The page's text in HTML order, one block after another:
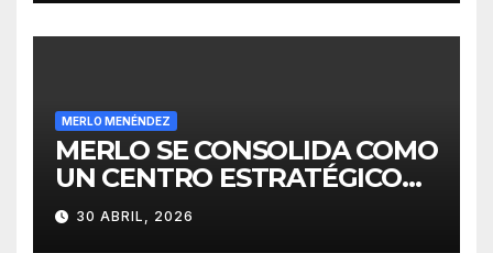
MERLO MENÉNDEZ
MERLO SE CONSOLIDA COMO
UN CENTRO ESTRATÉGICO
PARA EL DESARROLLO DE
INVERSIONES
30 ABRIL, 2026